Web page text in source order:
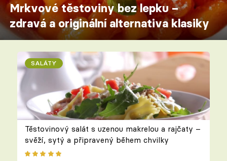
Mrkvové těstoviny bez lepku –
zdravá a originální alternativa klasiky
SALÁTY
Těstovinový salát s uzenou makrelou a rajčaty –
svěží, sytý a připravený během chvilky